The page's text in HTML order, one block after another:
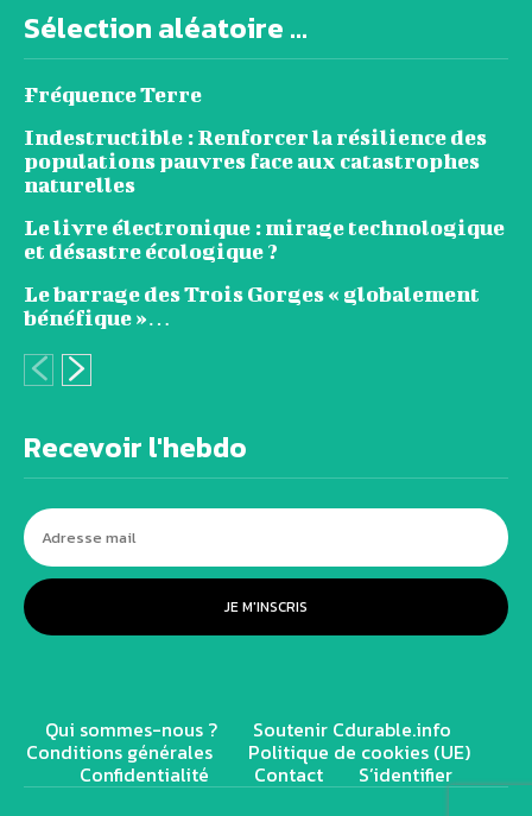
Sélection aléatoire ...
Fréquence Terre
Indestructible : Renforcer la résilience des
populations pauvres face aux catastrophes
naturelles
Le livre électronique : mirage technologique
et désastre écologique ?
Le barrage des Trois Gorges « globalement
bénéfique »…
Recevoir l'hebdo
JE M'INSCRIS
Qui sommes-nous ? Soutenir Cdurable.info
Conditions générales Politique de cookies (UE)
Confidentialité Contact S’identifier